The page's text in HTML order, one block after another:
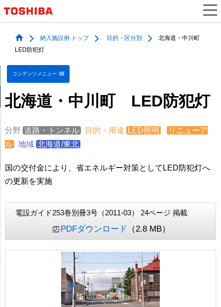
納入施設例 トップ 目的・区分別
北海道・中川町
LED防犯灯
コンテンツメニュー
北海道・中川町 LED防犯灯
分野 道路・トンネル 目的・用途 LED照明
リニューア
ル
地域 北海道/東北
国の交付金により、省エネルギー対策としてLED防犯灯へ
の更新を実施
電設ガイド253巻別冊3号（2011-03） 24ページ 掲載
PDFダウンロード （2.8 MB）